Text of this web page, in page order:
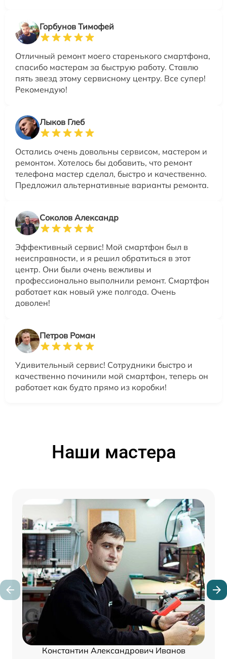
Горбунов Тимофей
Отличный ремонт моего старенького смартфона,
спасибо мастерам за быструю работу. Ставлю
пять звезд этому сервисному центру. Все супер!
Рекомендую!
Лыков Глеб
Остались очень довольны сервисом, мастером и
ремонтом. Хотелось бы добавить, что ремонт
телефона мастер сделал, быстро и качественно.
Предложил альтернативные варианты ремонта.
Соколов Александр
Эффективный сервис! Мой смартфон был в
неисправности, и я решил обратиться в этот
центр. Они были очень вежливы и
профессионально выполнили ремонт. Смартфон
работает как новый уже полгода. Очень
доволен!
Петров Роман
Удивительный сервис! Сотрудники быстро и
качественно починили мой смартфон, теперь он
работает как будто прямо из коробки!
Наши мастера
Константин Александрович Иванов